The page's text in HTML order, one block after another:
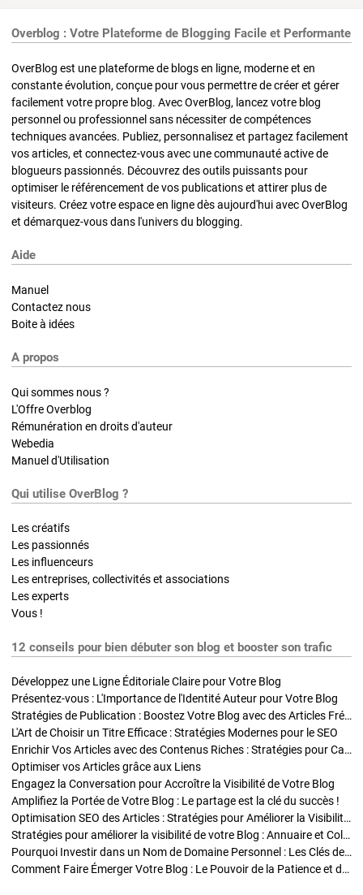
Overblog : Votre Plateforme de Blogging Facile et Performante
OverBlog est une plateforme de blogs en ligne, moderne et en
constante évolution, conçue pour vous permettre de créer et gérer
facilement votre propre blog. Avec OverBlog, lancez votre blog
personnel ou professionnel sans nécessiter de compétences
techniques avancées. Publiez, personnalisez et partagez facilement
vos articles, et connectez-vous avec une communauté active de
blogueurs passionnés. Découvrez des outils puissants pour
optimiser le référencement de vos publications et attirer plus de
visiteurs. Créez votre espace en ligne dès aujourd'hui avec OverBlog
et démarquez-vous dans l'univers du blogging.
Aide
Manuel
Contactez nous
Boite à idées
A propos
Qui sommes nous ?
L'Offre Overblog
Rémunération en droits d'auteur
Webedia
Manuel d'Utilisation
Qui utilise OverBlog ?
Les créatifs
Les passionnés
Les influenceurs
Les entreprises, collectivités et associations
Les experts
Vous !
12 conseils pour bien débuter son blog et booster son trafic
Développez une Ligne Éditoriale Claire pour Votre Blog
Présentez-vous : L'Importance de l'Identité Auteur pour Votre Blog
Stratégies de Publication : Boostez Votre Blog avec des Articles Fréquents et Exclusifs
L'Art de Choisir un Titre Efficace : Stratégies Modernes pour le SEO
Enrichir Vos Articles avec des Contenus Riches : Stratégies pour Captiver et Optimiser
Optimiser vos Articles grâce aux Liens
Engagez la Conversation pour Accroître la Visibilité de Votre Blog
Amplifiez la Portée de Votre Blog : Le partage est la clé du succès !
Optimisation SEO des Articles : Stratégies pour Améliorer la Visibilité de Votre Blog
Stratégies pour améliorer la visibilité de votre Blog : Annuaire et Collaborations
Pourquoi Investir dans un Nom de Domaine Personnel : Les Clés de la Réussite de Votre Blog
Comment Faire Émerger Votre Blog : Le Pouvoir de la Patience et de la Persévérance